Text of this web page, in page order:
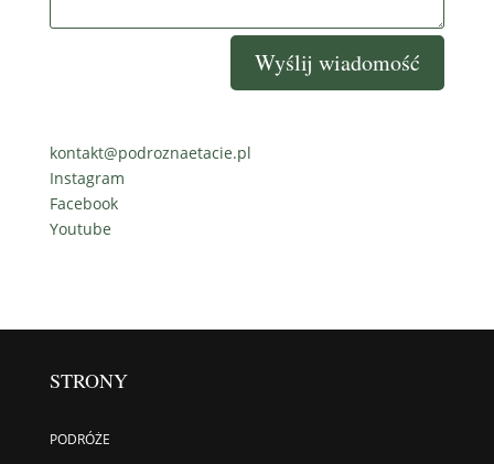
Wyślij wiadomość
kontakt@podroznaetacie.pl
Instagram
Facebook
Youtube
STRONY
PODRÓŻE